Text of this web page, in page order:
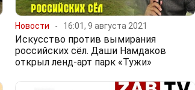
Новости 16:01, 9 августа 2021
Искусство против вымирания
российских сёл. Даши Намдаков
открыл ленд-арт парк «Тужи»